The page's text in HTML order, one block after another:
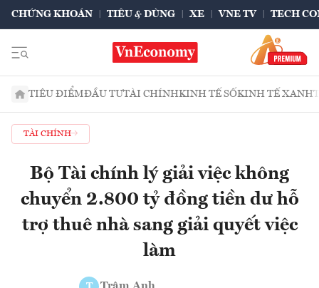
CHỨNG KHOÁN TIÊU & DÙNG XE VNE TV TECH
TIÊU ĐIỂMĐẦU TƯTÀI CHÍNHKINH TẾ SỐKINH TẾ XANH
TÀI CHÍNH
Bộ Tài chính lý giải việc không
chuyển 2.800 tỷ đồng tiền dư hỗ
trợ thuê nhà sang giải quyết việc
làm